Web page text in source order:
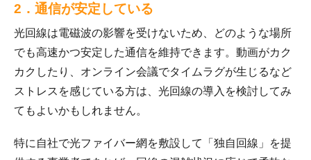
2．通信が安定している
光回線は電磁波の影響を受けないため、どのような場所
でも高速かつ安定した通信を維持できます。動画がカク
カクしたり、オンライン会議でタイムラグが生じるなど
ストレスを感じている方は、光回線の導入を検討してみ
てもよいかもしれません。
特に自社で光ファイバー網を敷設して「独自回線」を提